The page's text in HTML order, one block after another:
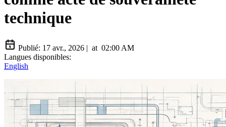
technique
Publié: 17 avr., 2026 | at 02:00 AM
Langues disponibles:
English